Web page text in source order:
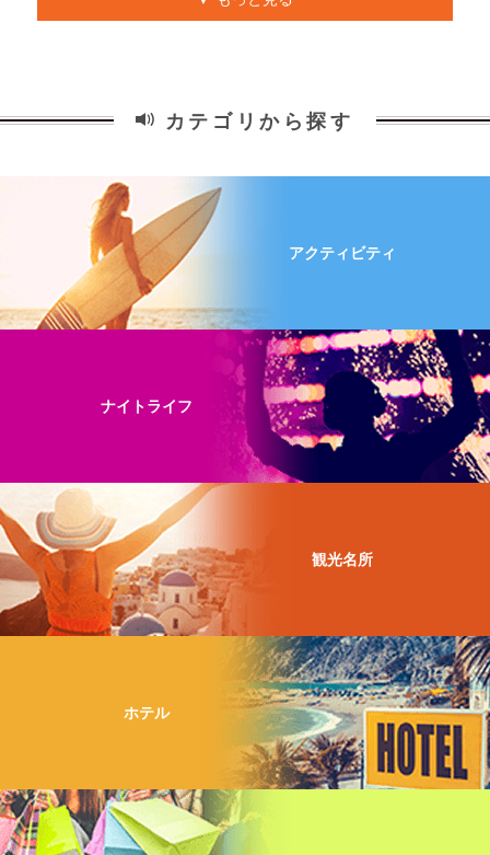
カテゴリから探す
アクティビティ
ナイトライフ
観光名所
ホテル